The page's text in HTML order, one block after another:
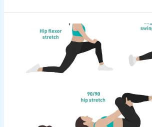
Comment
améliorer
souplesse